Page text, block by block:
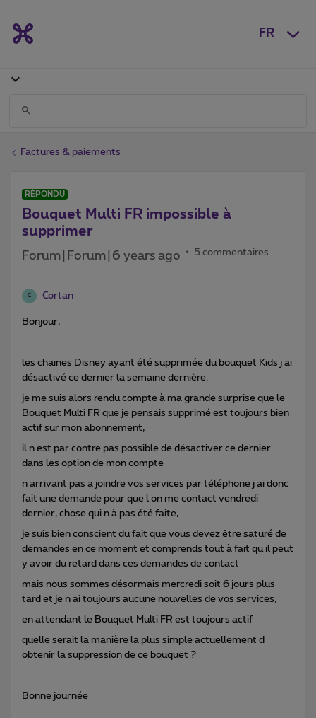
FR
Factures & paiements
RÉPONDU
Bouquet Multi FR impossible à
supprimer
Forum|Forum|6 years ago 5 commentaires
C Cortan
Bonjour,
les chaines Disney ayant été supprimée du bouquet Kids j ai
désactivé ce dernier la semaine dernière.
je me suis alors rendu compte à ma grande surprise que le
Bouquet Multi FR que je pensais supprimé est toujours bien
actif sur mon abonnement,
il n est par contre pas possible de désactiver ce dernier
dans les option de mon compte
n arrivant pas a joindre vos services par téléphone j ai donc
fait une demande pour que l on me contact vendredi
dernier, chose qui n à pas été faite,
je suis bien conscient du fait que vous devez être saturé de
demandes en ce moment et comprends tout à fait qu il peut
y avoir du retard dans ces demandes de contact
mais nous sommes désormais mercredi soit 6 jours plus
tard et je n ai toujours aucune nouvelles de vos services,
en attendant le Bouquet Multi FR est toujours actif
quelle serait la manière la plus simple actuellement d
obtenir la suppression de ce bouquet ?
Bonne journée